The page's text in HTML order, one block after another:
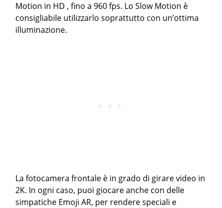
Motion in HD , fino a 960 fps. Lo Slow Motion è
consigliabile utilizzarlo soprattutto con un’ottima
illuminazione.
La fotocamera frontale è in grado di girare video in
2K. In ogni caso, puoi giocare anche con delle
simpatiche Emoji AR, per rendere speciali e